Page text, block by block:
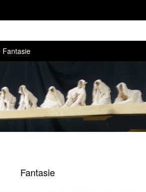
Fantasie
Fantasie